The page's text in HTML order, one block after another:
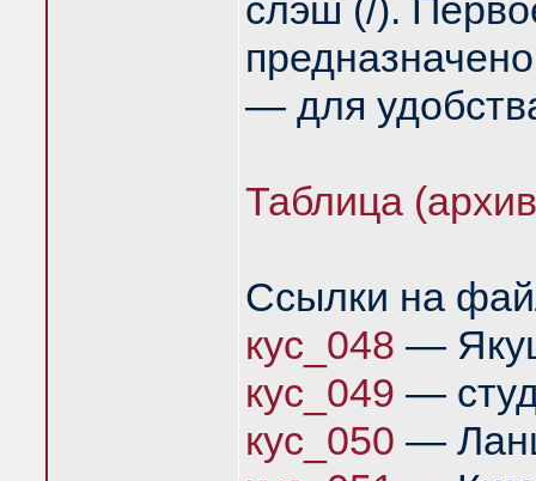
слэш (/).
— для
Таблица
Ссылки на
кус_048 —
кус_049 —
кус_050 —